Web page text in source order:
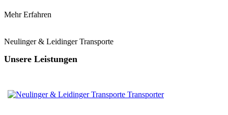
Mehr Erfahren
Neulinger & Leidinger Transporte
Unsere Leistungen